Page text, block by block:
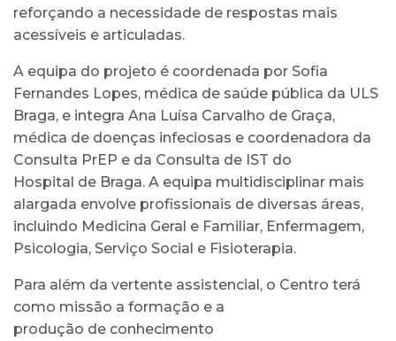
reforçando a necessidade de respostas mais
acessíveis e articuladas.
A equipa do projeto é coordenada por Sofia
Fernandes Lopes, médica de saúde pública da ULS
Braga, e integra Ana Luísa Carvalho de Graça,
médica de doenças infeciosas e coordenadora da
Consulta PrEP e da Consulta de IST do
Hospital de Braga. A equipa multidisciplinar mais
alargada envolve profissionais de diversas áreas,
incluindo Medicina Geral e Familiar, Enfermagem,
Psicologia, Serviço Social e Fisioterapia.
Para além da vertente assistencial, o Centro terá
como missão a formação e a
produção de conhecimento